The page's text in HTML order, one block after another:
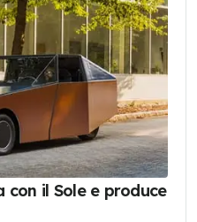
con il Sole e produce